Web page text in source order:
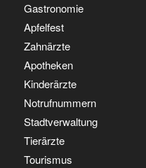
Gastronomie
Apfelfest
Zahnärzte
Apotheken
Kinderärzte
Notrufnummern
Stadtverwaltung
Tierärzte
Tourismus